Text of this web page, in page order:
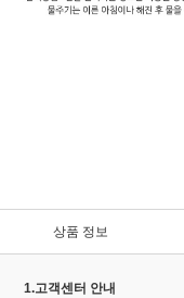
상품 정보
1.고객센터 안내